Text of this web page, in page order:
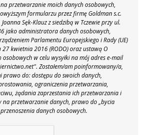
przetwarzanie moich danych osobowych,
formularzu przez firmę Goldman s.c.
Sęk-Klauz z siedzibą w Tczewie przy ul.
jako administratora danych osobowych,
Parlamentu Europejskiego i Rady (UE)
kwietnia 2016 (RODO) oraz ustawą O
w celu wysyłki na mój adres e-mail
Zostałem/am poinformowany/a,
prawo do: dostępu do swoich danych,
ograniczenia przetwarzania,
żądania zaprzestania ich przetwarzania i
na przetwarzanie danych, prawo do „bycia
danych osobowych.